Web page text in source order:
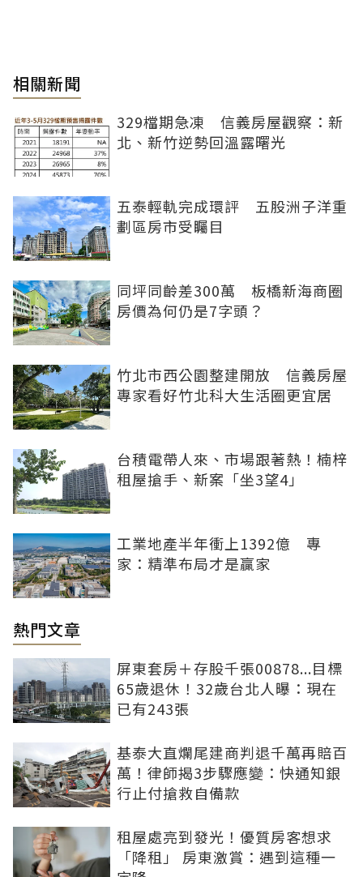
相關新聞
329檔期急凍 信義房屋觀察：新
北、新竹逆勢回溫露曙光
五泰輕軌完成環評 五股洲子洋重
劃區房市受矚目
同坪同齡差300萬 板橋新海商圈
房價為何仍是7字頭？
竹北市西公園整建開放 信義房屋
專家看好竹北科大生活圈更宜居
台積電帶人來、市場跟著熱！楠梓
租屋搶手、新案「坐3望4」
工業地產半年衝上1392億 專
家：精準布局才是贏家
熱門文章
屏東套房＋存股千張00878...目標
65歲退休！32歲台北人曝：現在
已有243張
基泰大直爛尾建商判退千萬再賠百
萬！律師揭3步驟應變：快通知銀
行止付搶救自備款
租屋處亮到發光！優質房客想求
「降租」 房東激賞：遇到這種一